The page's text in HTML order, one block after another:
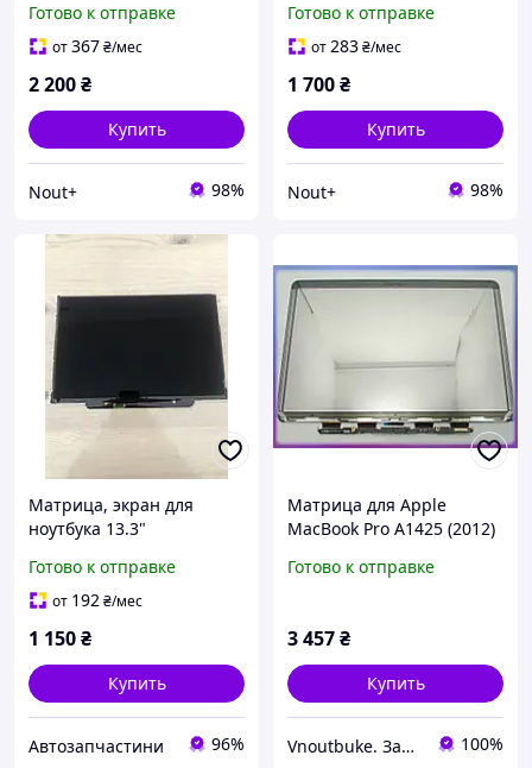
MacBook Pro 13" A1278
Готово к отправке
от367₴/мес
2 200₴
Купить
Nout+ 98%
MacBook Pro 13" A1278
Готово к отправке
от283₴/мес
1 700₴
Купить
Nout+ 98%
Матрица, экран для
ноутбука 13.3"
pin LCD Samsung
Готово к отправке
от 192₴/мес
1 150₴
Купить
Автозапчастини 96%
Матрица для Apple
MacBook Pro A1425 (2012)
30pin) (LP133WQ1-SJA1,
Готово к отправке
3 457₴
Купить
Vnoutbuke. Запчастини для ноутбуків опт - роздріб ! 100%